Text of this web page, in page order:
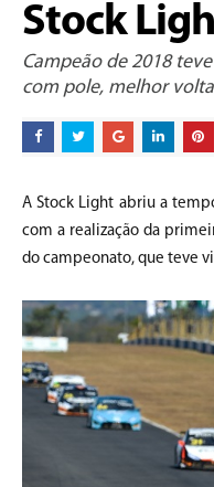
Stock
Campeão de 2018
com pole, melhor
A Stock Light abriu a
com a realização da
do campeonato, que teve